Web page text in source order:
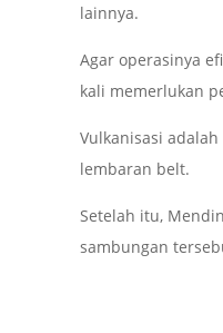
lainnya.
Agar operasinya
kali memerlukan
Vulkanisasi
lembaran belt.
Setelah itu,
sambungan